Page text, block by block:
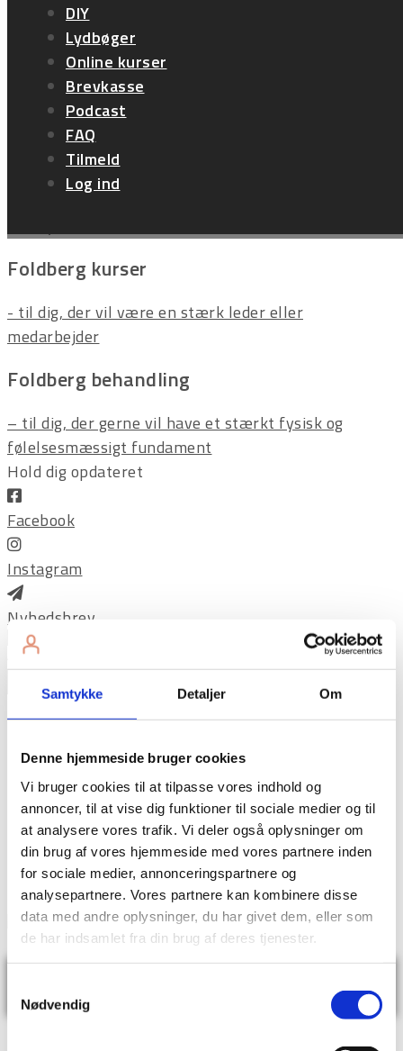
Samtykke Detaljer Om
Denne hjemmeside bruger cookies
Vi bruger cookies til at tilpasse vores indhold og
annoncer, til at vise dig funktioner til sociale medier og til
at analysere vores trafik. Vi deler også oplysninger om
din brug af vores hjemmeside med vores partnere inden
for sociale medier, annonceringspartnere og
analysepartnere. Vores partnere kan kombinere disse
data med andre oplysninger, du har givet dem, eller som
de har indsamlet fra din brug af deres tjenester.
Nødvendig
DIY
Lydbøger
Online kurser
Brevkasse
Podcast
FAQ
Tilmeld
Log ind
Sallingsundvej 34
7870 Roslev
CVR. 14713948
Tlf. 97571425
E-mail: life@foldberg.dk
Foldberg kurser
- til dig, der vil være en stærk leder eller
medarbejder
Foldberg behandling
– til dig, der gerne vil have et stærkt fysisk og
følelsesmæssigt fundament
Hold dig opdateret
Facebook
Instagram
Nyhedsbrev
© 2023 Foldberg - all rights reserved
Tilmeld dig sms-påmindelser for at modtage en
besked, når der er nyt indhold på siden, eller for at
huske at benytte dig af siden i en travl hverdag.